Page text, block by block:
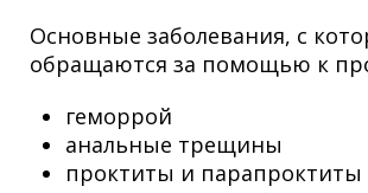
Основные заболевания, с
обращаются за помощью к
геморрой
анальные трещины
проктиты и парапроктиты